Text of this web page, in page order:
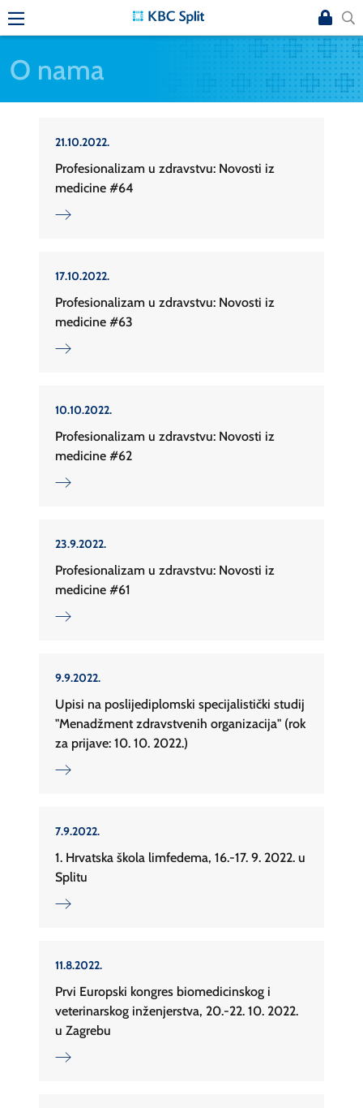
O nama
21.10.2022.
Profesionalizam u zdravstvu: Novosti iz
medicine #64
17.10.2022.
Profesionalizam u zdravstvu: Novosti iz
medicine #63
10.10.2022.
Profesionalizam u zdravstvu: Novosti iz
medicine #62
23.9.2022.
Profesionalizam u zdravstvu: Novosti iz
medicine #61
9.9.2022.
Upisi na poslijediplomski specijalistički studij
"Menadžment zdravstvenih organizacija" (rok
za prijave: 10. 10. 2022.)
7.9.2022.
1. Hrvatska škola limfedema, 16.-17. 9. 2022. u
Splitu
11.8.2022.
Prvi Europski kongres biomedicinskog i
veterinarskog inženjerstva, 20.-22. 10. 2022.
u Zagrebu